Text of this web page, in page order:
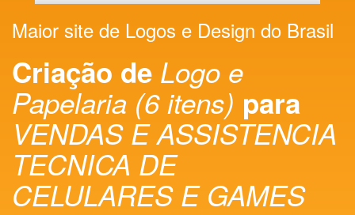
Maior site de Logos e Design do Brasil
Criação de Logo e
Papelaria (6 itens) para
VENDAS E ASSISTENCIA
TECNICA DE
CELULARES E GAMES